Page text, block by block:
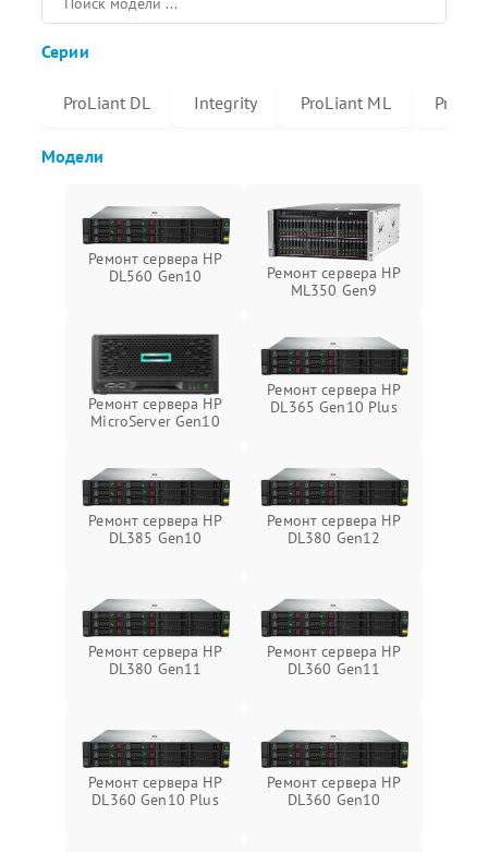
Серии
ProLiant DL Integrity ProLiant ML
Модели
Ремонт сервера HP
DL560 Gen10
Ремонт сервера HP
ML350 Gen9
Ремонт сервера HP
MicroServer Gen10
Ремонт сервера HP
DL365 Gen10 Plus
Ремонт сервера HP
DL385 Gen10
Ремонт сервера HP
DL380 Gen12
Ремонт сервера HP
DL380 Gen11
Ремонт сервера HP
DL360 Gen11
Ремонт сервера HP
DL360 Gen10 Plus
Ремонт сервера HP
DL360 Gen10